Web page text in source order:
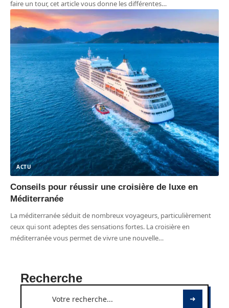
faire un tour, cet article vous donne les différentes…
ACTU
Conseils pour réussir une croisière de luxe en
Méditerranée
La méditerranée séduit de nombreux voyageurs, particulièrement
ceux qui sont adeptes des sensations fortes. La croisière en
méditerranée vous permet de vivre une nouvelle…
Recherche